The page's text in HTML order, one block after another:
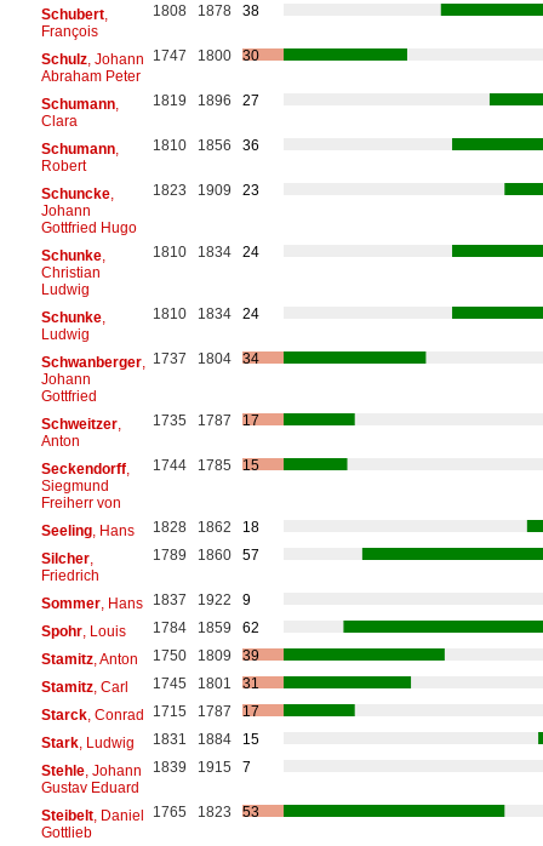
Schubert,
François
1808 1878 38
Schulz, Johann
Abraham Peter
1747 1800 30
Schumann,
Clara
1819 1896 27
Schumann,
Robert
1810 1856 36
Schuncke,
Johann
Gottfried Hugo
1823 1909 23
Schunke,
Christian
Ludwig
1810 1834 24
Schunke,
Ludwig
1810 1834 24
Schwanberger,
Johann
Gottfried
1737 1804 34
Schweitzer,
Anton
1735 1787 17
Seckendorff,
Siegmund
Freiherr von
1744 1785 15
Seeling, Hans 1828 1862
18
Silcher,
Friedrich
1789 1860 57
Sommer, Hans 1837 1922
9
Spohr, Louis 1784 1859
62
Stamitz, Anton 1750 1809
39
Stamitz, Carl 1745 1801
31
Starck, Conrad 1715 1787
17
Stark, Ludwig 1831 1884
15
Stehle, Johann
Gustav Eduard
1839 1915 7
Steibelt, Daniel
Gottlieb
1765 1823 53